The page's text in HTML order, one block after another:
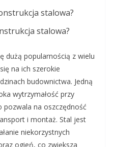
stalowa?
dużą popularnością z wielu
na ich szerokie
budownictwa. Jedną
wytrzymałość przy
na oszczędność
i montaż. Stal jest
niekorzystnych
ogień, co zwiększa